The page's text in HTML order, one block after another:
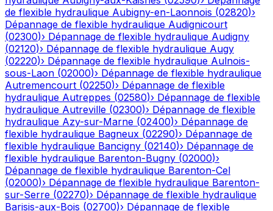
de flexible hydraulique Aubigny-en-Laonnois (02820)›
Dépannage de flexible hydraulique Audignicourt
(02300)› Dépannage de flexible hydraulique Audigny
(02120)› Dépannage de flexible hydraulique Augy
(02220)› Dépannage de flexible hydraulique Aulnois-
sous-Laon (02000)› Dépannage de flexible hydraulique
Autremencourt (02250)› Dépannage de flexible
hydraulique Autreppes (02580)› Dépannage de flexible
hydraulique Autreville (02300)› Dépannage de flexible
hydraulique Azy-sur-Marne (02400)› Dépannage de
flexible hydraulique Bagneux (02290)› Dépannage de
flexible hydraulique Bancigny (02140)› Dépannage de
flexible hydraulique Barenton-Bugny (02000)›
Dépannage de flexible hydraulique Barenton-Cel
(02000)› Dépannage de flexible hydraulique Barenton-
sur-Serre (02270)› Dépannage de flexible hydraulique
Barisis-aux-Bois (02700)› Dépannage de flexible